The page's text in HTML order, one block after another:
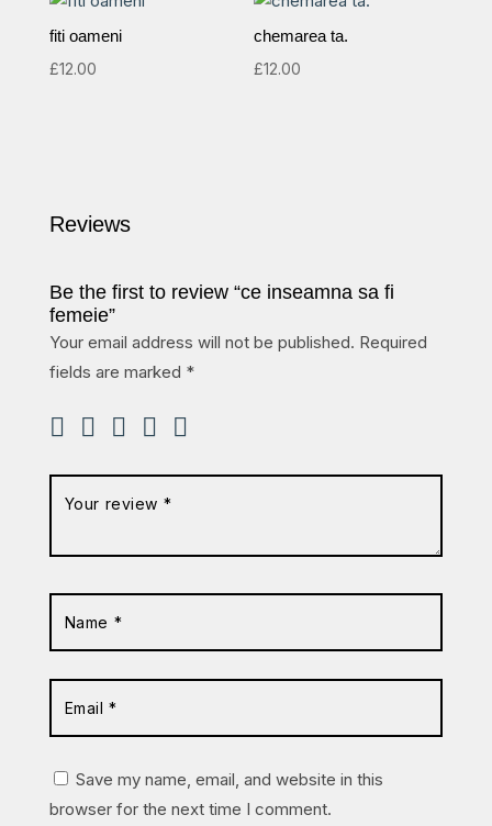
fiti oameni
£12.00
chemarea ta.
£12.00
Reviews
Be the first to review “ce inseamna sa fi
femeie”
Your email address will not be published. Required
fields are marked *
Save my name, email, and website in this
browser for the next time I comment.